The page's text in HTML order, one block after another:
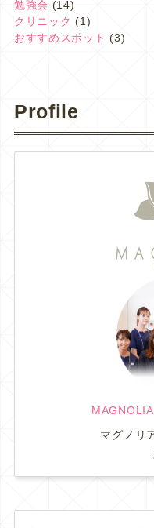
勉強会 (14)
クリニック (1)
おすすめスポット (3)
Profile
マグノリ